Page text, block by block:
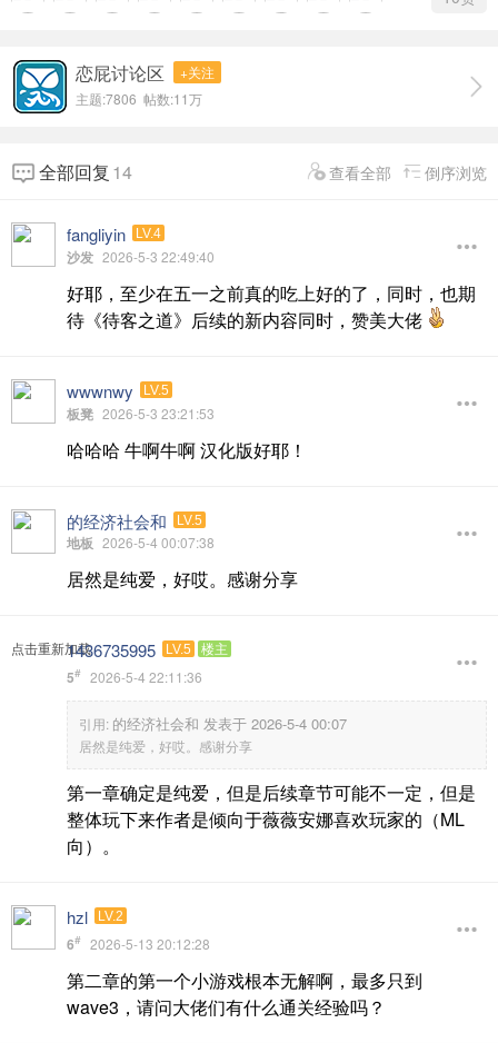
恋屁讨论区
+关注
主题:7806 帖数:11万
全部回复 14 查看全部 倒序浏览
fangliyin LV.4
沙发 2026-5-3 22:49:40
好耶，至少在五一之前真的吃上好的了，同时，也期
待《待客之道》后续的新内容同时，赞美大佬
wwwnwy LV.5
板凳 2026-5-3 23:21:53
哈哈哈 牛啊牛啊 汉化版好耶！
的经济社会和 LV.5
地板 2026-5-4 00:07:38
居然是纯爱，好哎。感谢分享
点击重新加载1436735995 LV.5 楼主
5# 2026-5-4 22:11:36
引用: 的经济社会和 发表于 2026-5-4 00:07
居然是纯爱，好哎。感谢分享
第一章确定是纯爱，但是后续章节可能不一定，但是
整体玩下来作者是倾向于薇薇安娜喜欢玩家的（ML
向）。
hzl LV.2
6# 2026-5-13 20:12:28
第二章的第一个小游戏根本无解啊，最多只到
wave3，请问大佬们有什么通关经验吗？